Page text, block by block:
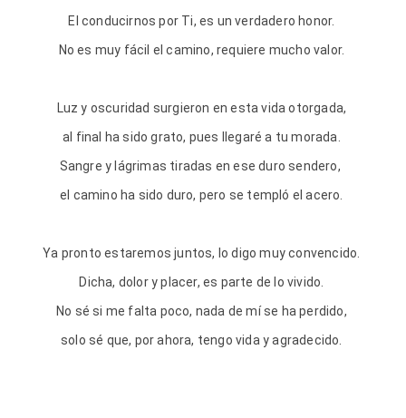
El conducirnos por Ti, es un verdadero honor.
No es muy fácil el camino, requiere mucho valor.
Luz y oscuridad surgieron en esta vida otorgada,
al final ha sido grato, pues llegaré a tu morada.
Sangre y lágrimas tiradas en ese duro sendero,
el camino ha sido duro, pero se templó el acero.
Ya pronto estaremos juntos, lo digo muy convencido.
Dicha, dolor y placer, es parte de lo vivido.
No sé si me falta poco, nada de mí se ha perdido,
solo sé que, por ahora, tengo vida y agradecido.